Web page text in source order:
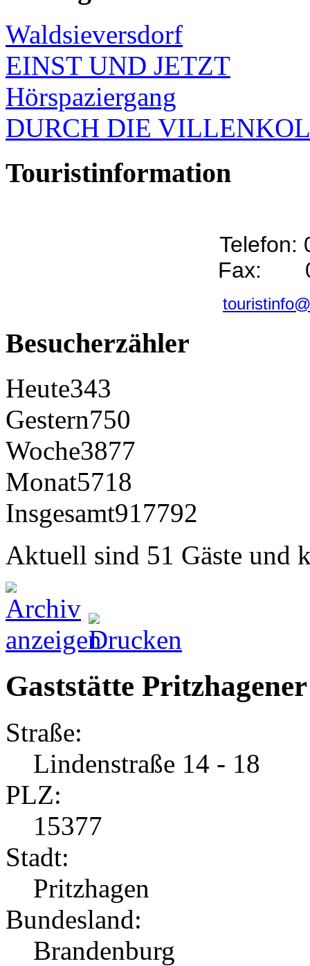
Waldsieversdorf
EINST UND JETZT
Hörspaziergang
DURCH DIE
Touristinformation
Telefon:
Fax:
Besucherzähler
Heute343
Gestern750
Woche3877
Monat5718
Insgesamt917792
Aktuell sind 51 Gäste und
Gaststätte
Straße:
Lindenstraße 14 - 18
PLZ:
15377
Stadt:
Pritzhagen
Bundesland:
Brandenburg